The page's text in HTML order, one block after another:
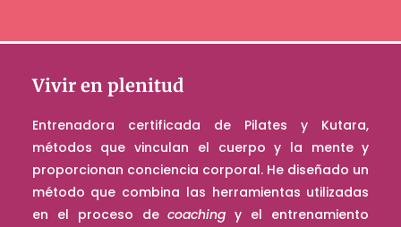
Vivir en plenitud
Entrenadora certificada de Pilates y Kutara,
métodos que vinculan el cuerpo y la mente y
proporcionan conciencia corporal. He diseñado un
método que combina las herramientas utilizadas
en el proceso decoaching y el entrenamiento